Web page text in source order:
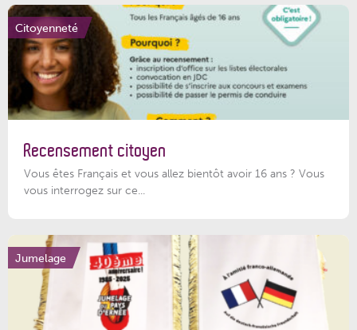
Citoyenneté
Recensement citoyen
Vous êtes Français et vous allez bientôt avoir 16 ans ? Vous
vous interrogez sur ce...
Jumelage